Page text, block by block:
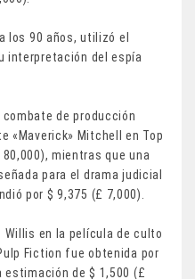
los 90 años, utilizó el
interpretación del espía
de producción
«Maverick» Mitchell en Top
mientras que una
para el drama judicial
por $ 9,375 (£ 7,000).
Willis en la película de culto
Fiction fue obtenida por
estimación de $ 1,500 (£